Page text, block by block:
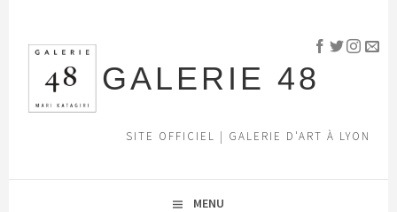
contenu
principal
GALERIE 48
SITE OFFICIEL | GALERIE D'ART À LYON
MENU